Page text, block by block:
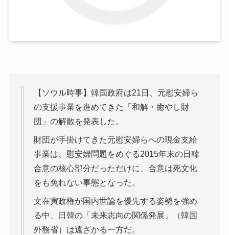
【ソウル時事】韓国政府は21日、元慰安婦ら
の支援事業を進めてきた「和解・癒やし財
団」の解散を発表した。
財団が手掛けてきた元慰安婦らへの現金支給
事業は、慰安婦問題をめぐる2015年末の日韓
合意の核心部分だっただけに、合意は死文化
をも免れない事態となった。
文在寅政権が国内世論を優先する姿勢を強め
る中、日韓の「未来志向の関係発展」（韓国
外務省）は遠ざかる一方だ。